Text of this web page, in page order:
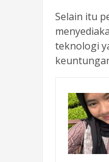
Selain itu
teknologi